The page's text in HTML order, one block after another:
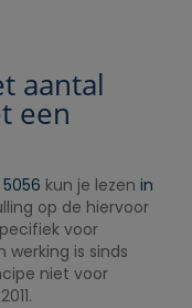
aantal
een
5056 kun je lezen in
op de hiervoor
voor
werking is sinds
niet voor